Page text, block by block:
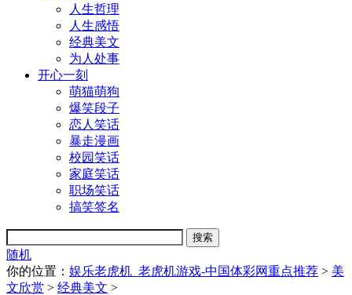
人生哲理
人生感悟
经典美文
为人处事
开心一刻
萌猫萌狗
爆笑段子
恋人笑话
暴走漫画
校园笑话
家庭笑话
职场笑话
搞笑签名
随机
你的位置： 娱乐老虎机_老虎机游戏-中国体彩网重点推荐 > 美
文欣赏 > 经典美文 >